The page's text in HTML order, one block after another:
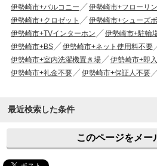
伊勢崎市+バルコニー
伊勢崎市+フローリ
伊勢崎市+クロゼット
伊勢崎市+シューズ
伊勢崎市+TVインターホン
伊勢崎市+駐輪
伊勢崎市+BS
伊勢崎市+ネット使用料不要
伊勢崎市+室内洗濯機置き場
伊勢崎市+即
伊勢崎市+礼金不要
伊勢崎市+保証人不要
最近検索した条件
このページをメー